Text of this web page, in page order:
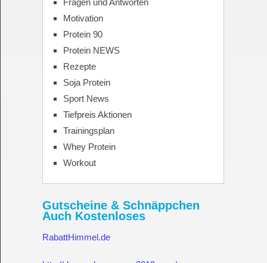
Fragen und Antworten
Motivation
Protein 90
Protein NEWS
Rezepte
Soja Protein
Sport News
Tiefpreis Aktionen
Trainingsplan
Whey Protein
Workout
Gutscheine & Schnäppchen
Auch Kostenloses
RabattHimmel.de